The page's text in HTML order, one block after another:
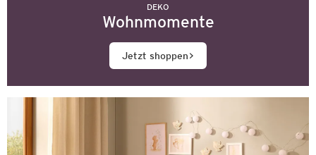
DEKO
Wohnmomente
Jetzt shoppen